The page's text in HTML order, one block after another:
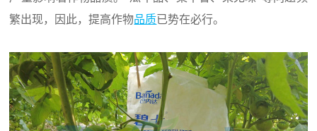
繁出现，因此，提高作物品质已势在必行。